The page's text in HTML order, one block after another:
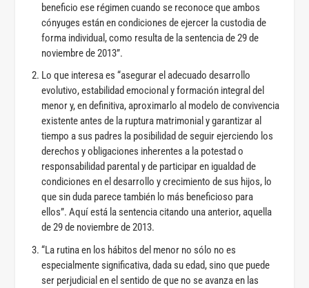
beneficio ese régimen cuando se reconoce que ambos
cónyuges están en condiciones de ejercer la custodia de
forma individual, como resulta de la sentencia de 29 de
noviembre de 2013”.
Lo que interesa es “asegurar el adecuado desarrollo
evolutivo, estabilidad emocional y formación integral del
menor y, en definitiva, aproximarlo al modelo de convivencia
existente antes de la ruptura matrimonial y garantizar al
tiempo a sus padres la posibilidad de seguir ejerciendo los
derechos y obligaciones inherentes a la potestad o
responsabilidad parental y de participar en igualdad de
condiciones en el desarrollo y crecimiento de sus hijos, lo
que sin duda parece también lo más beneficioso para
ellos”. Aquí está la sentencia citando una anterior, aquella
de 29 de noviembre de 2013.
“La rutina en los hábitos del menor no sólo no es
especialmente significativa, dada su edad, sino que puede
ser perjudicial en el sentido de que no se avanza en las